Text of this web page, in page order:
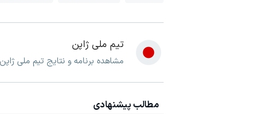
تیم ملی ژاپن
مشاهده برنامه و نتایج تیم ملی
مطالب پیشنهادی